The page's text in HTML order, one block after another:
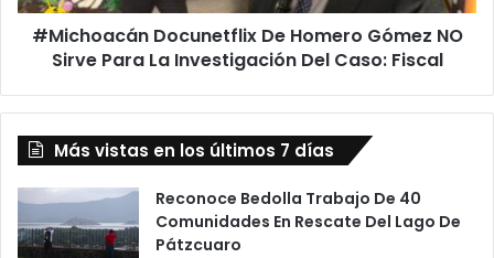
La
Investigación
#Michoacán Docunetflix De Homero Gómez NO
Sirve Para La Investigación Del Caso: Fiscal
Más vistas en los últimos 7 días
Reconoce Bedolla Trabajo De 40
Comunidades En Rescate Del Lago De
Pátzcuaro